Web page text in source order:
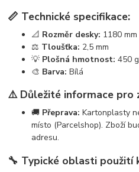
📏 Technické specifikace:
📐 Rozměr desky: 1180
⚖️ Tloušťka: 2,5 mm
💡 Plošná hmotnost: 450
🎨 Barva: Bílá
⚠️ Důležité informace pro
🚚 Přeprava: Kartonplasty
místo (Parcelshop). Zboží
adresu.
🔧 Typické oblasti použití